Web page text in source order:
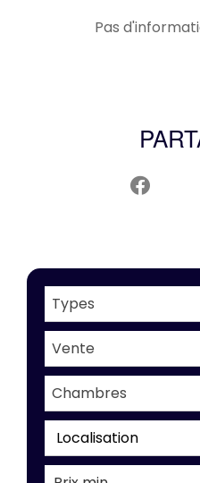
Pas
Types
Vente
Chambres
Localisation